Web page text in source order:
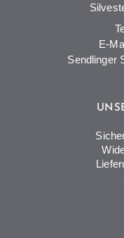
E-
Sendlinger